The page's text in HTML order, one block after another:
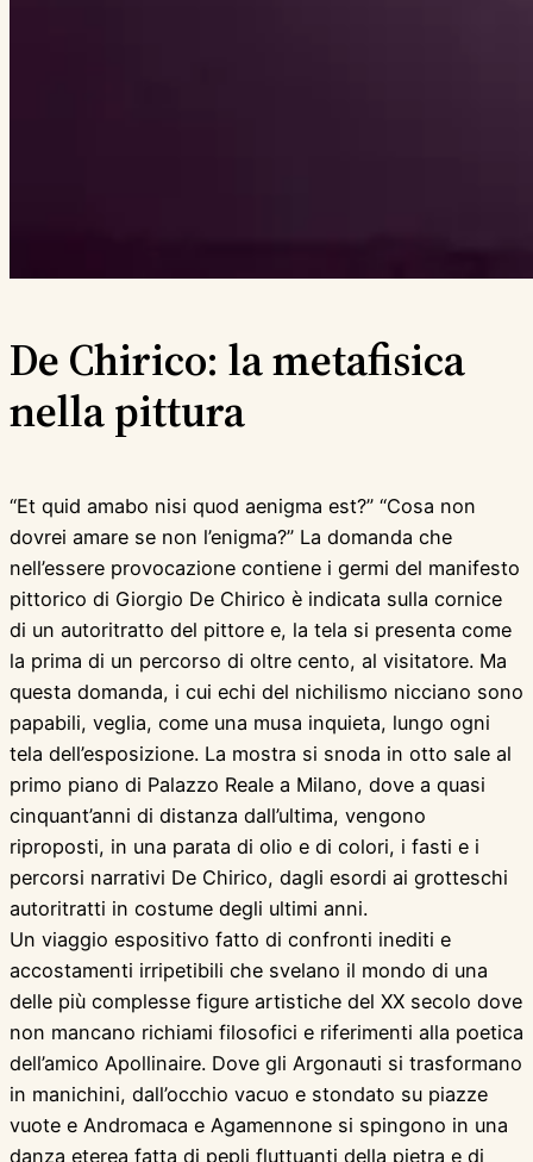
De Chirico: la metafisica
nella pittura
“Et quid amabo nisi quod aenigma est?” “Cosa non
dovrei amare se non l’enigma?” La domanda che
nell’essere provocazione contiene i germi del manifesto
pittorico di Giorgio De Chirico è indicata sulla cornice
di un autoritratto del pittore e, la tela si presenta come
la prima di un percorso di oltre cento, al visitatore. Ma
questa domanda, i cui echi del nichilismo nicciano sono
papabili, veglia, come una musa inquieta, lungo ogni
tela dell’esposizione. La mostra si snoda in otto sale al
primo piano di Palazzo Reale a Milano, dove a quasi
cinquant’anni di distanza dall’ultima, vengono
riproposti, in una parata di olio e di colori, i fasti e i
percorsi narrativi De Chirico, dagli esordi ai grotteschi
autoritratti in costume degli ultimi anni.
Un viaggio espositivo fatto di confronti inediti e
accostamenti irripetibili che svelano il mondo di una
delle più complesse figure artistiche del XX secolo dove
non mancano richiami filosofici e riferimenti alla poetica
dell’amico Apollinaire. Dove gli Argonauti si trasformano
in manichini, dall’occhio vacuo e stondato su piazze
vuote e Andromaca e Agamennone si spingono in una
danza eterea fatta di pepli fluttuanti della pietra e di